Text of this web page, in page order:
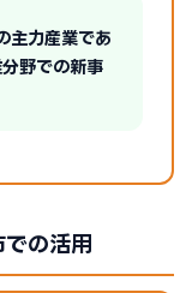
主力産業であ
野での新事
の活用